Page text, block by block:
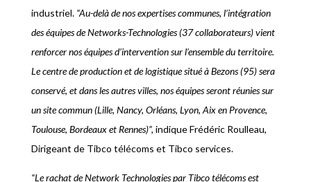
industriel. “Au-delà de nos expertises communes, l’intégration
des équipes de Networks-Technologies (37 collaborateurs) vient
renforcer nos équipes d’intervention sur l’ensemble du territoire.
Le centre de production et de logistique situé à Bezons (95) sera
conservé, et dans les autres villes, nos équipes seront réunies sur
un site commun (Lille, Nancy, Orléans, Lyon, Aix en Provence,
Toulouse, Bordeaux et Rennes)”, indique Frédéric Roulleau,
Dirigeant de Tibco télécoms et Tibco services.
“Le rachat de Network Technologies par Tibco télécoms est